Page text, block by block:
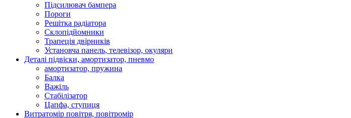
Підсилювач бампера
Пороги
Решітка радіатора
Склопідйомники
Трапеція двірників
Установча панель, телевізор, окуляри
Деталі підвіски, амортизатор, пневмо
амортизатор, пружина
Балка
Важіль
Стабілізатор
Цапфа, ступиця
Витратомір повітря, повітромір